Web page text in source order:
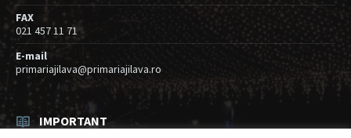
FAX
021 457 11 71
E-mail
primariajilava@primariajilava.ro
IMPORTANT